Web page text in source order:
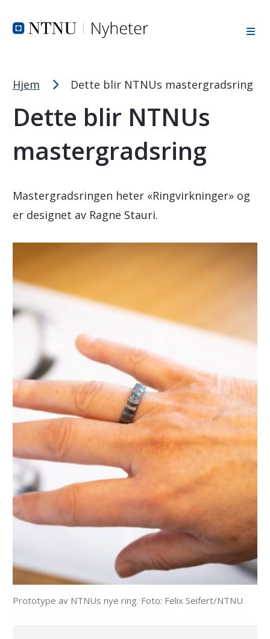
PC: Press ned CTRL og klikk på + (pluss) for å forstørre
Hjem Dette blir NTNUs mastergradsring
Dette blir NTNUs
mastergradsring
Mastergradsringen heter «Ringvirkninger» og
er designet av Ragne Stauri.
Prototype av NTNUs nye ring. Foto: Felix Seifert/NTNU